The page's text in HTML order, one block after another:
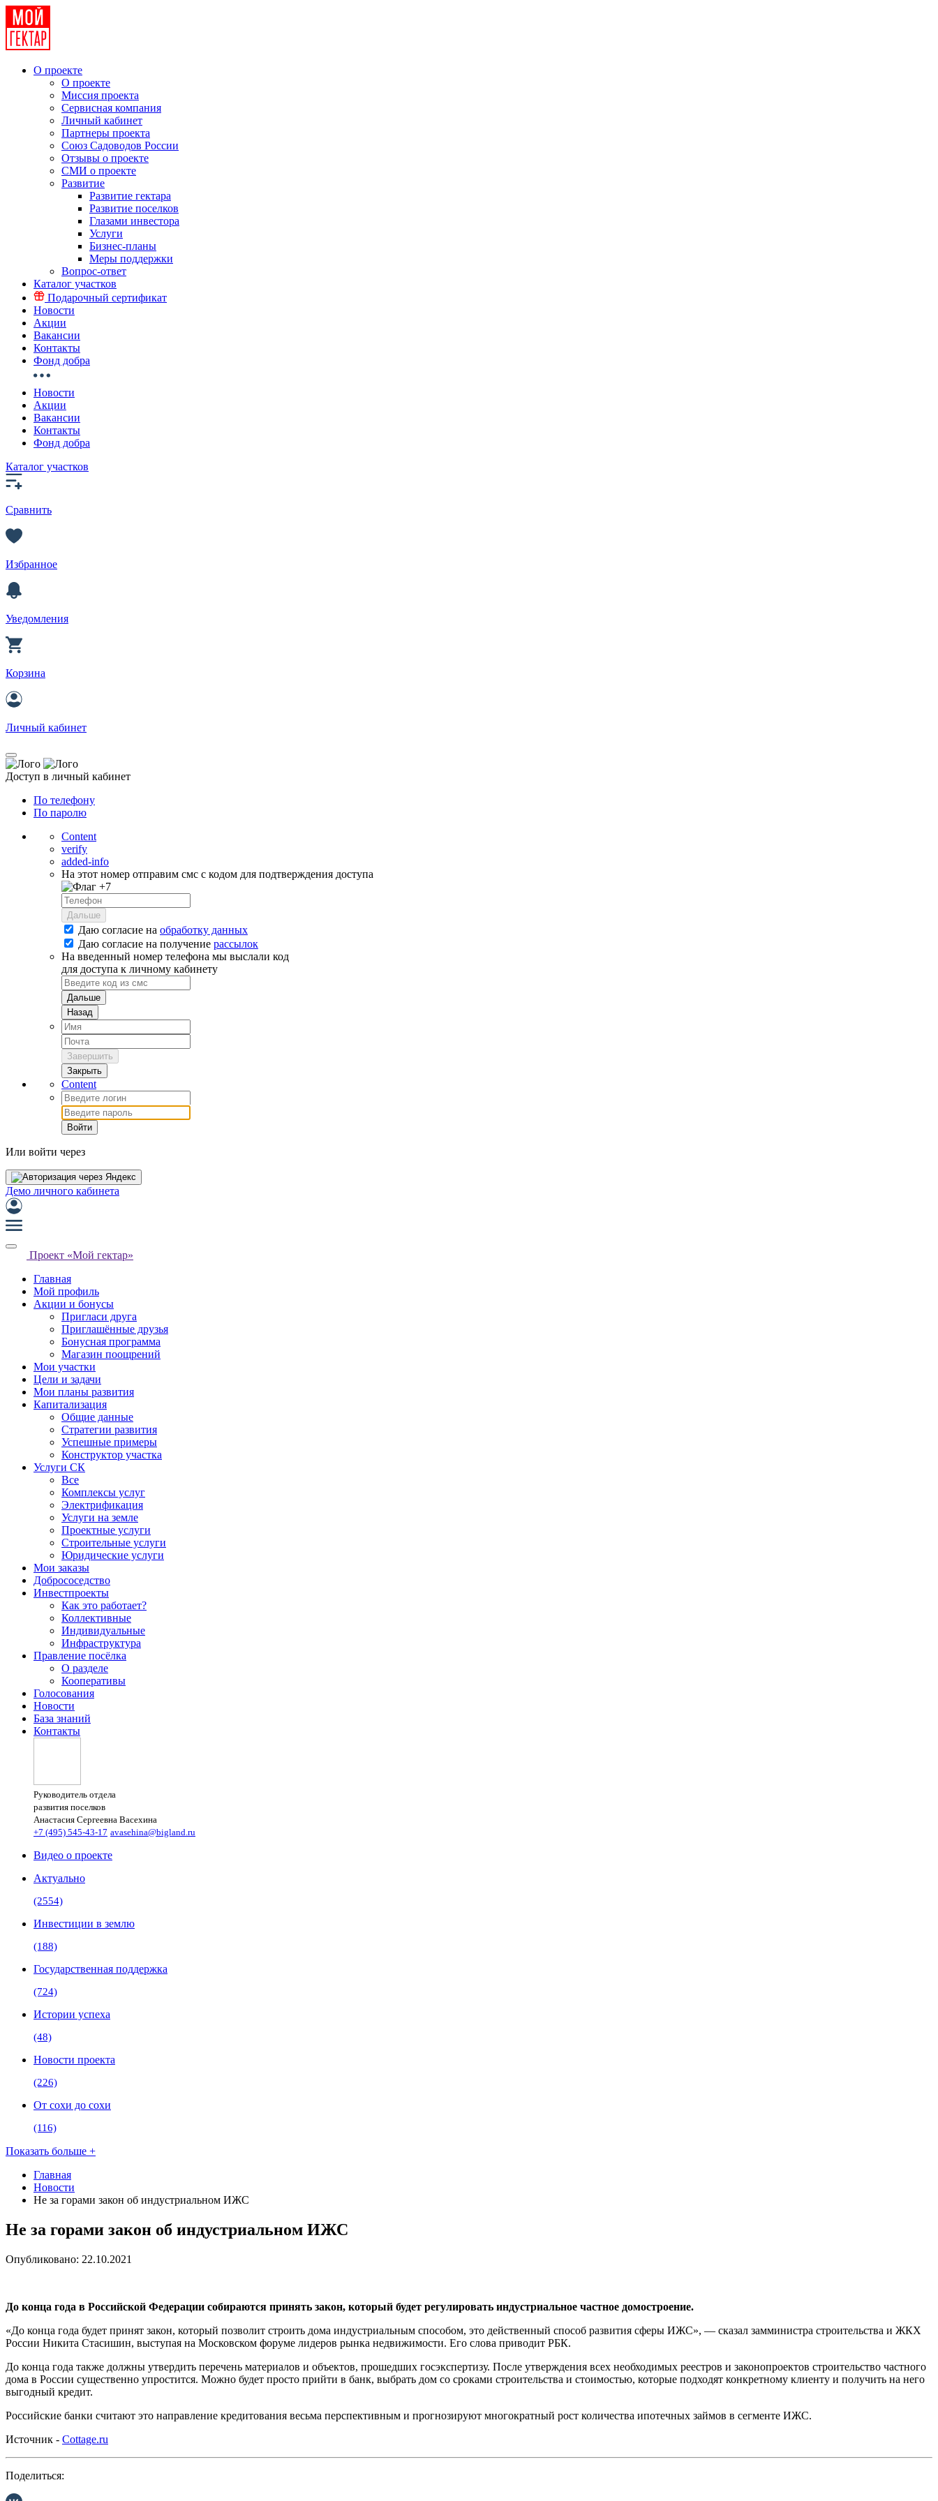
О проекте
О проекте
Миссия проекта
Сервисная компания
Личный кабинет
Партнеры проекта
Союз Садоводов России
Отзывы о проекте
СМИ о проекте
Развитие
Развитие гектара
Развитие поселков
Глазами инвестора
Услуги
Бизнес-планы
Меры поддержки
Вопрос-ответ
Каталог участков
Подарочный сертификат
Новости
Акции
Вакансии
Контакты
Фонд добра
Новости
Акции
Вакансии
Контакты
Фонд добра
Каталог участков
Сравнить
Избранное
Уведомления
Корзина
Личный кабинет
Доступ в личный кабинет
По телефону
По паролю
Content
verify
added-info
На этот номер отправим смс с кодом для подтверждения доступа
+7
Дальше
Даю согласие на обработку данных
Даю согласие на получение рассылок
На введенный номер телефона мы выслали код
для доступа к личному кабинету
Дальше
Назад
Завершить
Закрыть
Content
Войти
Или войти через
Демо личного кабинета
Проект «Мой гектар»
Главная
Мой профиль
Акции и бонусы
Пригласи друга
Приглашённые друзья
Бонусная программа
Магазин поощрений
Мои участки
Цели и задачи
Мои планы развития
Капитализация
Общие данные
Стратегии развития
Успешные примеры
Конструктор участка
Услуги СК
Все
Комплексы услуг
Электрификация
Услуги на земле
Проектные услуги
Строительные услуги
Юридические услуги
Мои заказы
Добрососедство
Инвестпроекты
Как это работает?
Коллективные
Индивидуальные
Инфраструктура
Правление посёлка
О разделе
Кооперативы
Голосования
Новости
База знаний
Контакты
Руководитель отдела
развития поселков
Анастасия Сергеевна Васехина
+7 (495) 545-43-17 avasehina@bigland.ru
Видео о проекте
Актуально
(2554)
Инвестиции в землю
(188)
Государственная поддержка
(724)
Истории успеха
(48)
Новости проекта
(226)
От сохи до сохи
(116)
Показать больше +
Главная
Новости
Не за горами закон об индустриальном ИЖС
Не за горами закон об индустриальном ИЖС
Опубликовано: 22.10.2021
До конца года в Российской Федерации собираются принять закон, который будет регулировать индустриальное частное домостроение.
«До конца года будет принят закон, который позволит строить дома индустриальным способом, это действенный способ развития сферы ИЖС», — сказал замминистра строительства и ЖКХ
России Никита Стасишин, выступая на Московском форуме лидеров рынка недвижимости. Его слова приводит РБК.
До конца года также должны утвердить перечень материалов и объектов, прошедших госэкспертизу. После утверждения всех необходимых реестров и законопроектов строительство частного
дома в России существенно упростится. Можно будет просто прийти в банк, выбрать дом со сроками строительства и стоимостью, которые подходят конкретному клиенту и получить на него
выгодный кредит.
Российские банки считают это направление кредитования весьма перспективным и прогнозируют многократный рост количества ипотечных займов в сегменте ИЖС.
Источник - Cottage.ru
Поделиться: